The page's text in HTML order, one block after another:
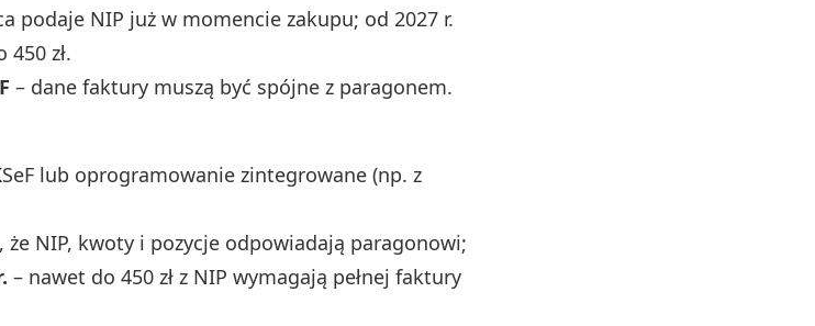
podaje NIP już w momencie zakupu; od 2027 r.
zł.
– dane faktury muszą być spójne z paragonem.
lub oprogramowanie zintegrowane (np. z
że NIP, kwoty i pozycje odpowiadają paragonowi;
– nawet do 450 zł z NIP wymagają pełnej faktury